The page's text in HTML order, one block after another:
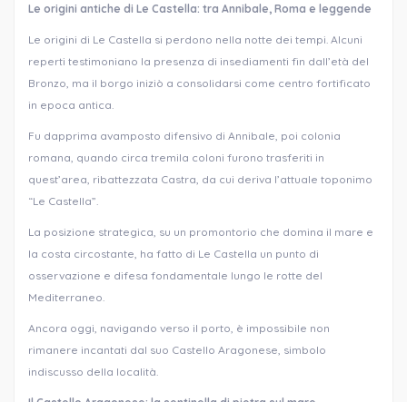
Le origini antiche di Le Castella: tra Annibale, Roma e leggende
Le origini di Le Castella si perdono nella notte dei tempi. Alcuni
reperti testimoniano la presenza di insediamenti fin dall’età del
Bronzo, ma il borgo iniziò a consolidarsi come centro fortificato
in epoca antica.
Fu dapprima avamposto difensivo di Annibale, poi colonia
romana, quando circa tremila coloni furono trasferiti in
quest’area, ribattezzata Castra, da cui deriva l’attuale toponimo
“Le Castella”.
La posizione strategica, su un promontorio che domina il mare e
la costa circostante, ha fatto di Le Castella un punto di
osservazione e difesa fondamentale lungo le rotte del
Mediterraneo.
Ancora oggi, navigando verso il porto, è impossibile non
rimanere incantati dal suo Castello Aragonese, simbolo
indiscusso della località.